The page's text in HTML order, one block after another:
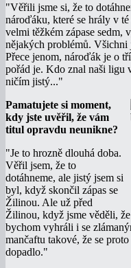
"Věřili jsme si, že to
nároďáku, které se hrály v
velmi těžkém zápase sedm,
nějakých problémů. Všichni
Přece jenom, nároďák je o
pořád je. Kdo znal naši ligu
ničím jistý..."
Pamatujete si moment,
kdy jste uvěřil, že vám
titul opravdu neunikne?
"Je to hrozně dlouhá doba.
Věřil jsem, že to
dotáhneme, ale jistý jsem si
byl, když skončil zápas se
Žilinou. Ale už před
Žilinou, když jsme věděli,
bychom vyhráli i se
mančaftu takové, že se
dopadlo."